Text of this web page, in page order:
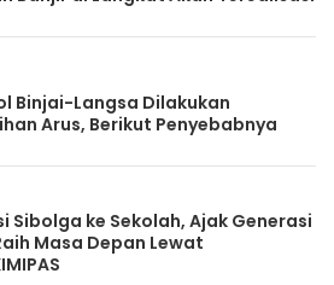
Binjai-Langsa Dilakukan
Arus, Berikut Penyebabnya
Sibolga ke Sekolah, Ajak Generasi
Masa Depan Lewat